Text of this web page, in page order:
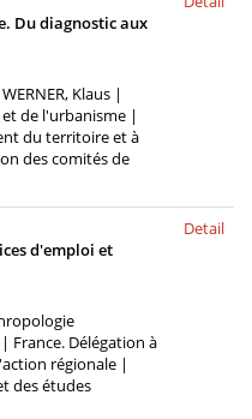
Du diagnostic aux
Klaus |
de l'urbanisme |
du territoire et à
des comités de
d'emploi et
France. Délégation à
régionale |
des études
Detail